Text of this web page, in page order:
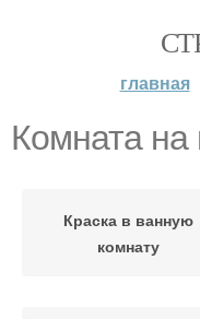
главная
Комната на
Краска в ванную
комнату